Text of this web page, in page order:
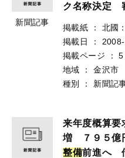
新聞記事
ク名称決定
掲載紙 ：
北國
掲載日
：
掲載ページ
：
5
地域
：
金沢市
種別
： 新聞記
来年度概算
増 ７９５億
整備前進へ